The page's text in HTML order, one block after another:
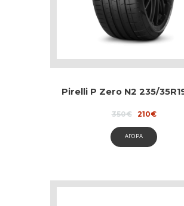
Pirelli P Zero N2 235/
350€
Original
was:
350€.
210€Current
is:
210€.
ΑΓΟΡΑ